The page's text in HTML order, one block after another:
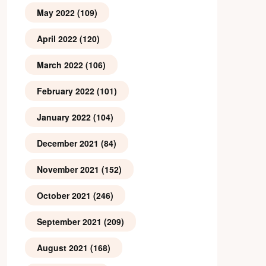
May 2022(109)
April 2022(120)
March 2022(106)
February 2022(101)
January 2022(104)
December 2021 (84)
November 2021 (152)
October 2021 (246)
September 2021 (209)
August 2021 (168)